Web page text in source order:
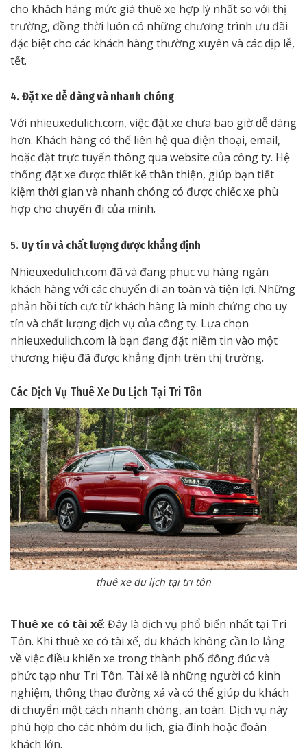
cho khách hàng mức giá thuê xe hợp lý nhất so với thị
trường, đồng thời luôn có những chương trình ưu đãi
đặc biệt cho các khách hàng thường xuyên và các dịp lễ,
tết.
4. Đặt xe dễ dàng và nhanh chóng
Với nhieuxedulich.com, việc đặt xe chưa bao giờ dễ dàng
hơn. Khách hàng có thể liên hệ qua điện thoại, email,
hoặc đặt trực tuyến thông qua website của công ty. Hệ
thống đặt xe được thiết kế thân thiện, giúp bạn tiết
kiệm thời gian và nhanh chóng có được chiếc xe phù
hợp cho chuyến đi của mình.
5. Uy tín và chất lượng được khẳng định
Nhieuxedulich.com đã và đang phục vụ hàng ngàn
khách hàng với các chuyến đi an toàn và tiện lợi. Những
phản hồi tích cực từ khách hàng là minh chứng cho uy
tín và chất lượng dịch vụ của công ty. Lựa chọn
nhieuxedulich.com là bạn đang đặt niềm tin vào một
thương hiệu đã được khẳng định trên thị trường.
Các Dịch Vụ Thuê Xe Du Lịch Tại Tri Tôn
thuê xe du lịch tại tri tôn
Thuê xe có tài xế: Đây là dịch vụ phổ biến nhất tại Tri
Tôn. Khi thuê xe có tài xế, du khách không cần lo lắng
về việc điều khiển xe trong thành phố đông đúc và
phức tạp như Tri Tôn. Tài xế là những người có kinh
nghiệm, thông thạo đường xá và có thể giúp du khách
di chuyển một cách nhanh chóng, an toàn. Dịch vụ này
phù hợp cho các nhóm du lịch, gia đình hoặc đoàn
khách lớn.